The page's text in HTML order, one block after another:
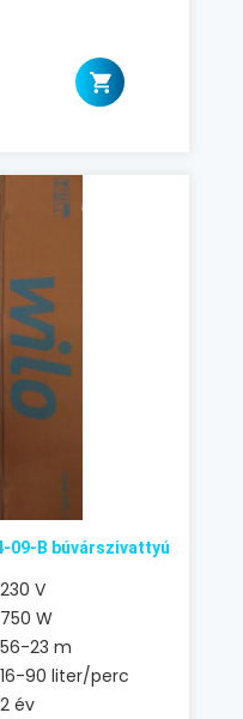
09-B búvárszivattyú
230 V
750 W
56-23 m
16-90 liter/perc
2 év